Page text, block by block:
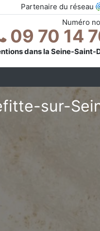
Partenaire du réseau
Numéro
09 70 14
dans la Seine-Saint-
sur-